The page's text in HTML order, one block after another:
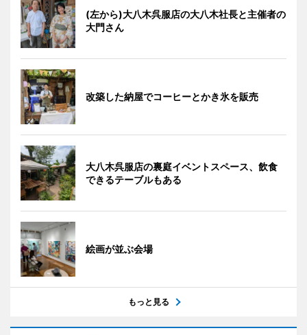
(左から)大八木呉服店の大八木社長と主催者の
大門さん
改築した納屋でコーヒーとかき氷を販売
大八木呉服店の裏庭イベントスペース、飲食
できるテーブルもある
絵画が並ぶ会場
もっと見る